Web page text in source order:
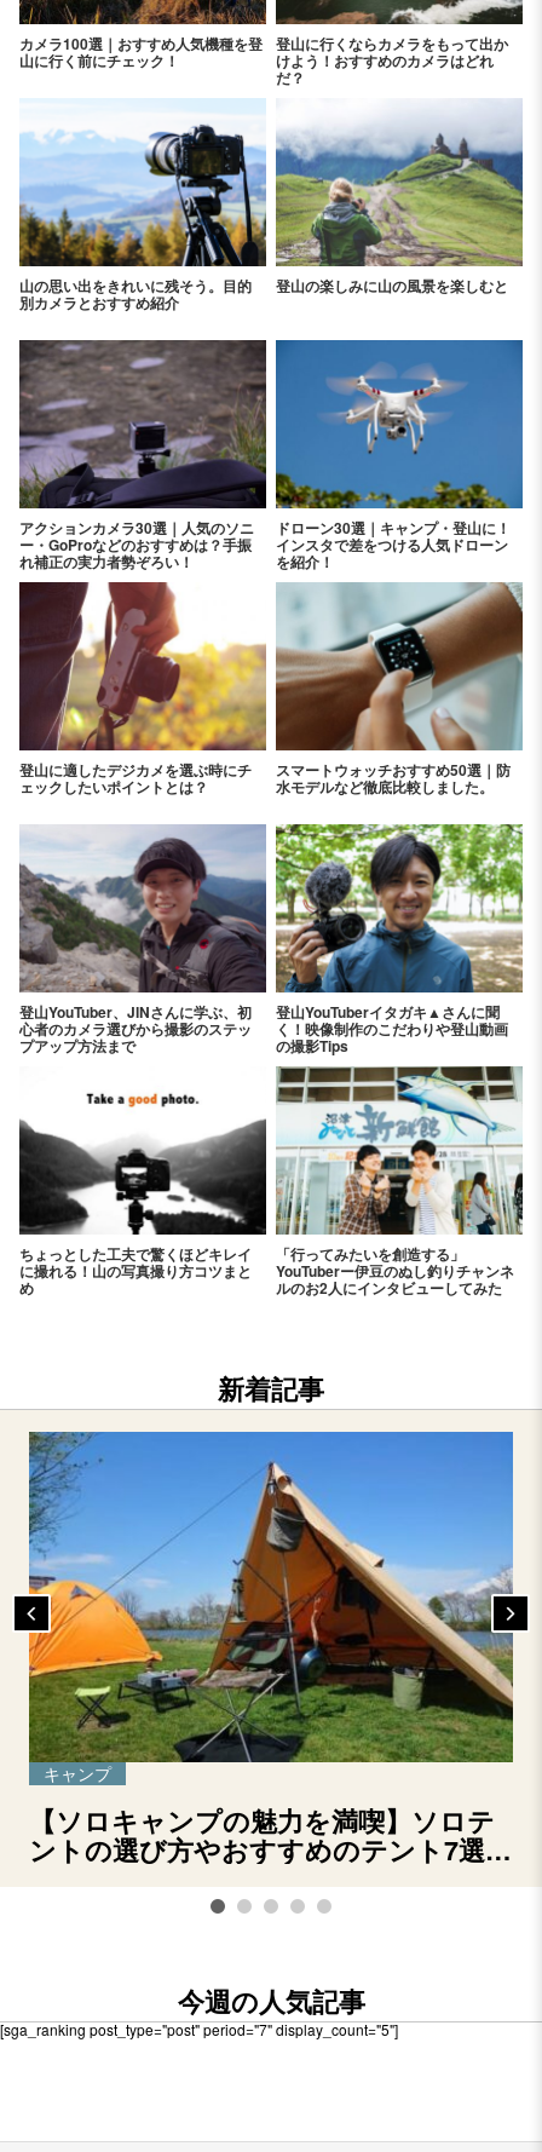
カメラ100選｜おすすめ人気機種を登
山に行く前にチェック！
登山に行くならカメラをもって出か
けよう！おすすめのカメラはどれ
だ？
山の思い出をきれいに残そう。目的
別カメラとおすすめ紹介
登山の楽しみに山の風景を楽しむと
アクションカメラ30選｜人気のソニ
ー・GoProなどのおすすめは？手振
れ補正の実力者勢ぞろい！
ドローン30選｜キャンプ・登山に！
インスタで差をつける人気ドローン
を紹介！
登山に適したデジカメを選ぶ時にチ
ェックしたいポイントとは？
スマートウォッチおすすめ50選｜防
水モデルなど徹底比較しました。
登山YouTuber、JINさんに学ぶ、初
心者のカメラ選びから撮影のステッ
プアップ方法まで
登山YouTuberイタガキ▲さんに聞
く！映像制作のこだわりや登山動画
の撮影Tips
ちょっとした工夫で驚くほどキレイ
に撮れる！山の写真撮り方コツまと
め
「行ってみたいを創造する」
YouTuberー伊豆のぬし釣りチャンネ
ルのお2人にインタビューしてみた
新着記事
キャンプ
【ソロキャンプの魅力を満喫】ソロテ
ントの選び方やおすすめのテント7選を
今週の人気記事
[sga_ranking post_type="post" period="7" display_count="5"]